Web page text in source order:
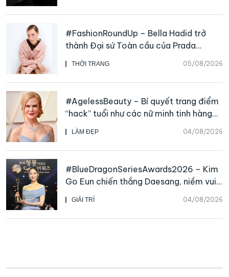
THỜI TRANG 05/08/2026
#FashionRoundUp – Bella Hadid trở
thành Đại sứ Toàn cầu của Prada
Beauty, CHANEL mua lại Charvet
LÀM ĐẸP 04/08/2026
#AgelessBeauty – Bí quyết trang điểm
“hack” tuổi như các nữ minh tinh hàng
đầu
GIẢI TRÍ 04/08/2026
#BlueDragonSeriesAwards2026 – Kim
Go Eun chiến thắng Daesang, niềm vui
nhân đôi của Park Bo Kyung sau 23
năm